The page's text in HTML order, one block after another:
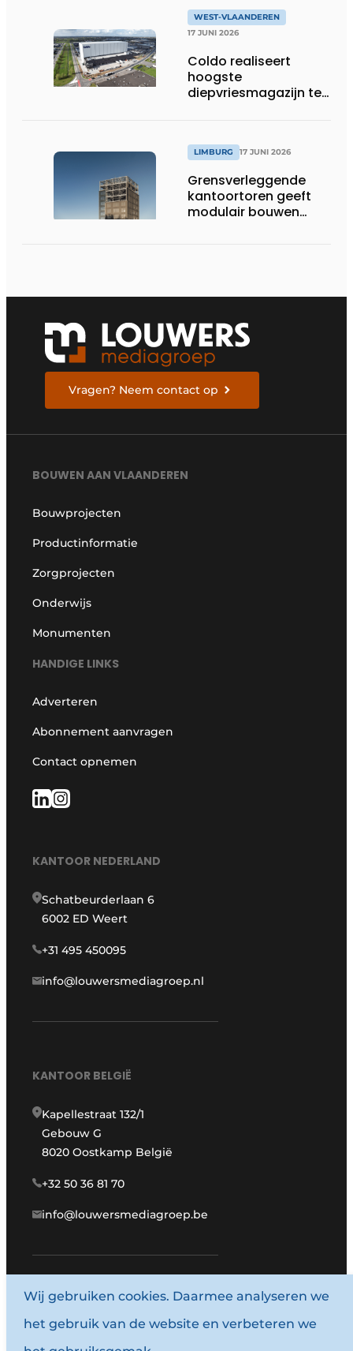
WEST-VLAANDEREN
17 JUNI 2026
Coldo realiseert
hoogste
diepvriesmagazijn ter
duurzaamheid,
technische innovatie
en schaalgrootte
LIMBURG 17 JUNI 2026
Grensverleggende
kantoortoren geeft
modulair bouwen
Vragen? Neem contact op
BOUWEN AAN VLAANDEREN
Bouwprojecten
Productinformatie
Zorgprojecten
Onderwijs
Monumenten
HANDIGE LINKS
Adverteren
Abonnement aanvragen
Contact opnemen
KANTOOR NEDERLAND
Schatbeurderlaan 6
6002 ED Weert
+31 495 450095
info@louwersmediagroep.nl
KANTOOR BELGIË
Kapellestraat 132/1
Gebouw G
8020 Oostkamp België
+32 50 36 81 70
info@louwersmediagroep.be
www.louwersmediagroep.com
© 1987 - 2026 Louwersmediagroep.
Wij gebruiken cookies. Daarmee analyseren we
het gebruik van de website en verbeteren we